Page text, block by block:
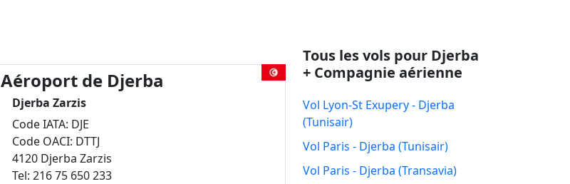
Aéroport de Djerba
Djerba Zarzis
Code IATA: DJE
Code OACI: DTTJ
4120 Djerba Zarzis
Tel: 216 75 650 233
Tous les vols pour Djerba
+ Compagnie aérienne
Vol Lyon-St Exupery - Djerba
(Tunisair)
Vol Paris - Djerba (Tunisair)
Vol Paris - Djerba (Transavia)